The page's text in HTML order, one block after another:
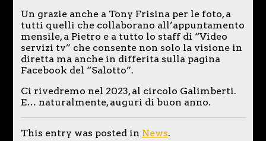
Un grazie anche a Tony Frisina per le foto, a
tutti quelli che collaborano all’appuntamento
mensile, a Pietro e a tutto lo staff di “Video
servizi tv” che consente non solo la visione in
diretta ma anche in differita sulla pagina
Facebook del “Salotto”.
Ci rivedremo nel 2023, al circolo Galimberti.
E… naturalmente, auguri di buon anno.
This entry was posted in News.